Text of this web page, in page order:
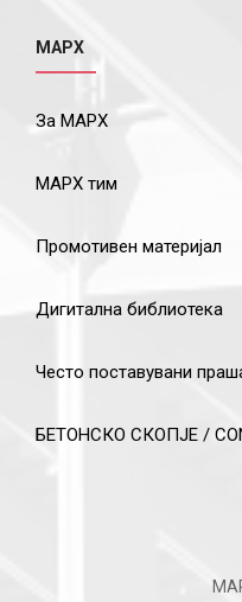
МАРХ
За МАРХ
МАРХ тим
Промотивен материјал
Дигитална библиотека
Често поставувани
БЕТОНСКО СКОПЈЕ /